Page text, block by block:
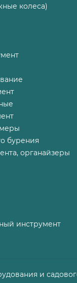
колеса)
бурения
органайзеры
инструмент
и